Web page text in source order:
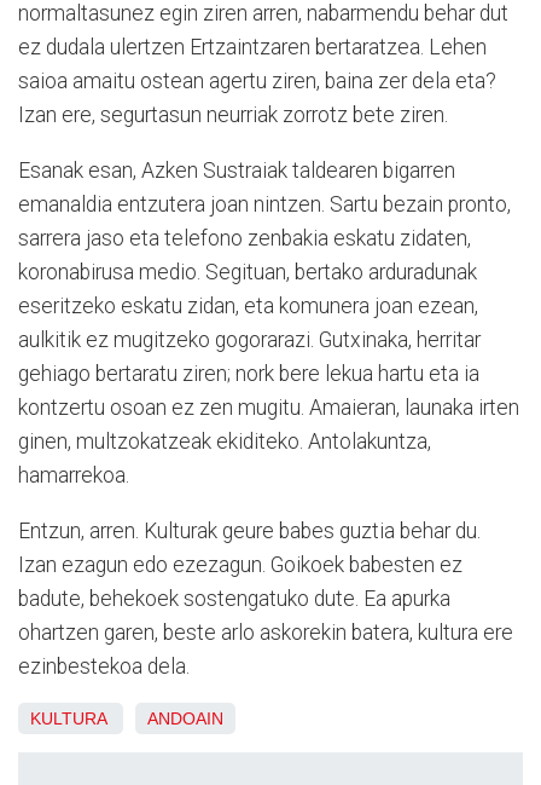
normaltasunez egin ziren arren, nabarmendu behar dut
ez dudala ulertzen Ertzaintzaren bertaratzea. Lehen
saioa amaitu ostean agertu ziren, baina zer dela eta?
Izan ere, segurtasun neurriak zorrotz bete ziren.
Esanak esan, Azken Sustraiak taldearen bigarren
emanaldia entzutera joan nintzen. Sartu bezain pronto,
sarrera jaso eta telefono zenbakia eskatu zidaten,
koronabirusa medio. Segituan, bertako arduradunak
eseritzeko eskatu zidan, eta komunera joan ezean,
aulkitik ez mugitzeko gogorarazi. Gutxinaka, herritar
gehiago bertaratu ziren; nork bere lekua hartu eta ia
kontzertu osoan ez zen mugitu. Amaieran, launaka irten
ginen, multzokatzeak ekiditeko. Antolakuntza,
hamarrekoa.
Entzun, arren. Kulturak geure babes guztia behar du.
Izan ezagun edo ezezagun. Goikoek babesten ez
badute, behekoek sostengatuko dute. Ea apurka
ohartzen garen, beste arlo askorekin batera, kultura ere
ezinbestekoa dela.
KULTURA ANDOAIN